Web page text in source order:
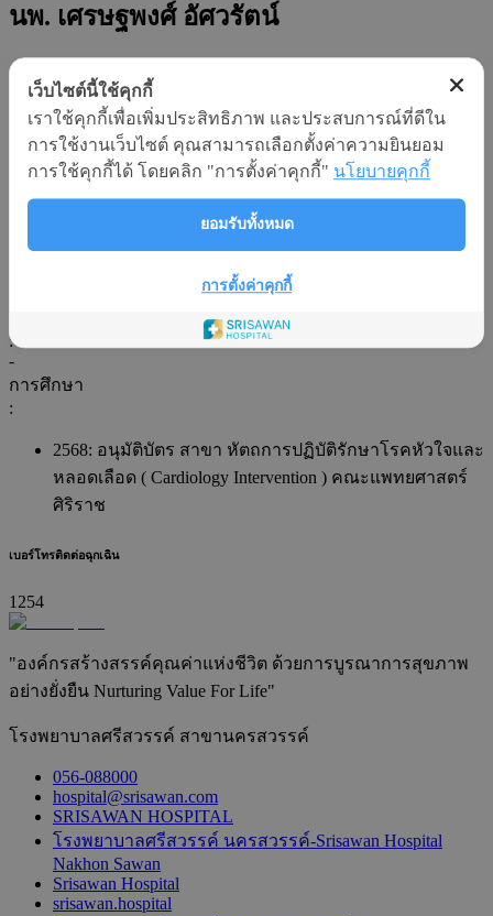
นพ. เศรษฐพงศ์ อัศวรัตน์
แผนก
หัวใจและหลอดเลือด
ความชำนาญทางสาขา
อายุรศาสตร์โรคหัวใจ ( Cardiology )
อนุมัติบัตร สาขา หัตถการปฏิบัติรักษาโรคหัวใจและหลอดเลือด
:
-
การศึกษา
:
2568: อนุมัติบัตร สาขา หัตถการปฏิบัติรักษาโรคหัวใจและ
หลอดเลือด ( Cardiology Intervention ) คณะแพทยศาสตร์
ศิริราช
เบอร์โทรติดต่อฉุกเฉิน
1254
"องค์กรสร้างสรรค์คุณค่าแห่งชีวิต ด้วยการบูรณาการสุขภาพ
อย่างยั่งยืน Nurturing Value For Life"
โรงพยาบาลศรีสวรรค์ สาขานครสวรรค์
056-088000
hospital@srisawan.com
SRISAWAN HOSPITAL
โรงพยาบาลศรีสวรรค์ นครสวรรค์-Srisawan Hospital
Nakhon Sawan
Srisawan Hospital
srisawan.hospital
เว็บไซต์นี้ใช้คุกกี้
เราใช้คุกกี้เพื่อเพิ่มประสิทธิภาพ และประสบการณ์ที่ดีใน
การใช้งานเว็บไซต์ คุณสามารถเลือกตั้งค่าความยินยอม
การใช้คุกกี้ได้ โดยคลิก "การตั้งค่าคุกกี้" นโยบายคุกกี้
ยอมรับทั้งหมด
การตั้งค่าคุกกี้